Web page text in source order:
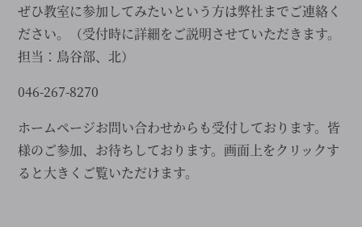
ぜひ教室に参加してみたいという方は弊社までご連絡く
ださい。（受付時に詳細をご説明させていただきます。
担当：鳥谷部、北）
046-267-8270
ホームページお問い合わせからも受付しております。皆
様のご参加、お待ちしております。画面上をクリックす
ると大きくご覧いただけます。